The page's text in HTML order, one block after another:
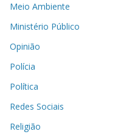
Meio Ambiente
Ministério Público
Opinião
Polícia
Política
Redes Sociais
Religião